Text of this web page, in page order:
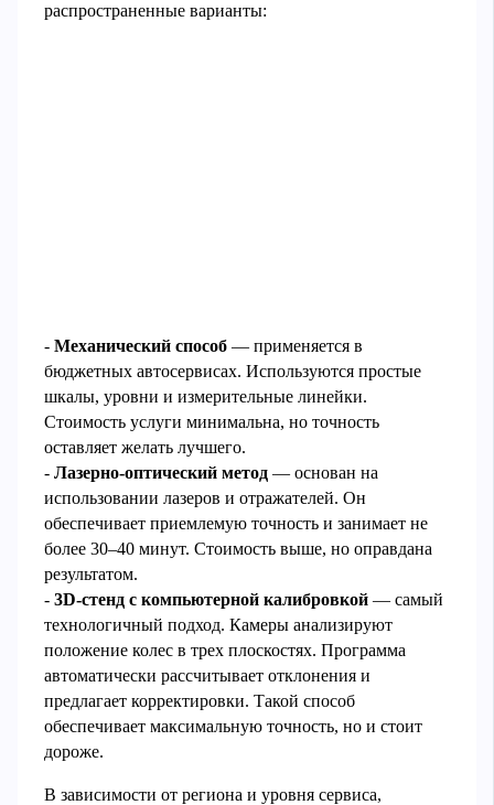
распространенные варианты:
-Механический способ — применяется в
бюджетных автосервисах. Используются простые
шкалы, уровни и измерительные линейки.
Стоимость услуги минимальна, но точность
оставляет желать лучшего.
-Лазерно-оптический метод — основан на
использовании лазеров и отражателей. Он
обеспечивает приемлемую точность и занимает не
более 30–40 минут. Стоимость выше, но оправдана
результатом.
-3D-стенд с компьютерной калибровкой — самый
технологичный подход. Камеры анализируют
положение колес в трех плоскостях. Программа
автоматически рассчитывает отклонения и
предлагает корректировки. Такой способ
обеспечивает максимальную точность, но и стоит
дороже.
В зависимости от региона и уровня сервиса,